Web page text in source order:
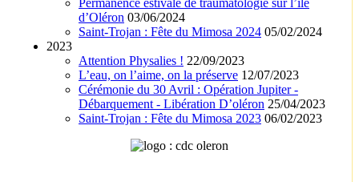
d’Oléron 03/06/2024
Saint-Trojan : Fête du Mimosa 2024 05/02/2024
2023
Attention Physalies ! 22/09/2023
L’eau, on l’aime, on la préserve 12/07/2023
Cérémonie du 30 Avril : Opération Jupiter -
Débarquement - Libération D’oléron 25/04/2023
Saint-Trojan : Fête du Mimosa 2023 06/02/2023